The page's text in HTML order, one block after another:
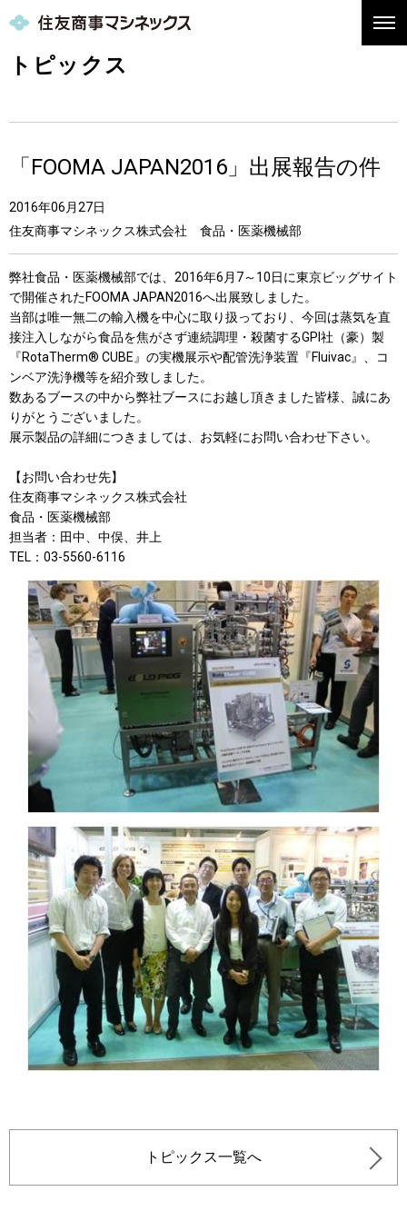
トピックス
「FOOMA JAPAN2016」出展報告の件
2016年06月27日
住友商事マシネックス株式会社 食品・医薬機械部
弊社食品・医薬機械部では、2016年6月7～10日に東京ビッグサイト
で開催されたFOOMA JAPAN2016へ出展致しました。
当部は唯一無二の輸入機を中心に取り扱っており、今回は蒸気を直
接注入しながら食品を焦がさず連続調理・殺菌するGPI社（豪）製
『RotaTherm® CUBE』の実機展示や配管洗浄装置『Fluivac』、コ
ンベア洗浄機等を紹介致しました。
数あるブースの中から弊社ブースにお越し頂きました皆様、誠にあ
りがとうございました。
展示製品の詳細につきましては、お気軽にお問い合わせ下さい。
【お問い合わせ先】
住友商事マシネックス株式会社
食品・医薬機械部
担当者：田中、中俣、井上
TEL：03-5560-6116
トピックス一覧へ